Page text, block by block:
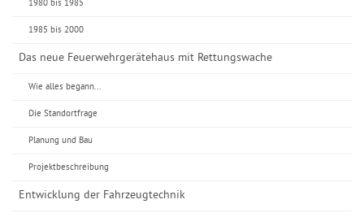
1980 bis 1985
1985 bis 2000
Das neue Feuerwehrgerätehaus mit Rettungswache
Wie alles begann...
Die Standortfrage
Planung und Bau
Projektbeschreibung
Entwicklung der Fahrzeugtechnik